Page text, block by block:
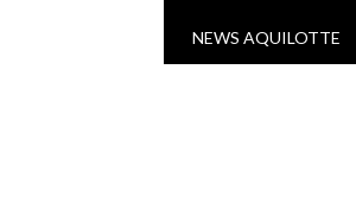
VAI AL CONTENUTO
NEWS AQUILOTTE